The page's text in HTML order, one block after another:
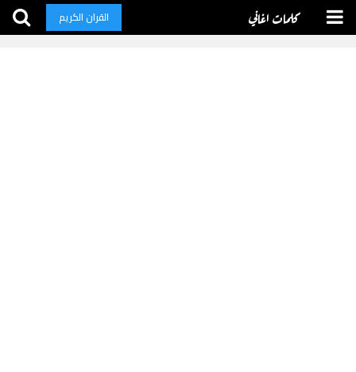
كلمات اغاني القران الكريم